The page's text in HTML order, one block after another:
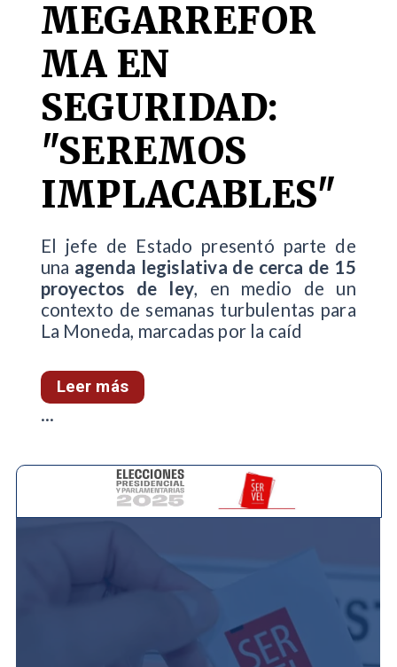
MEGARREFOR
MA EN
SEGURIDAD:
"SEREMOS
IMPLACABLES"
El jefe de Estado presentó parte de
una agenda legislativa de cerca de 15
proyectos de ley, en medio de un
contexto de semanas turbulentas para
La Moneda, marcadas por la caíd
Leer más
...